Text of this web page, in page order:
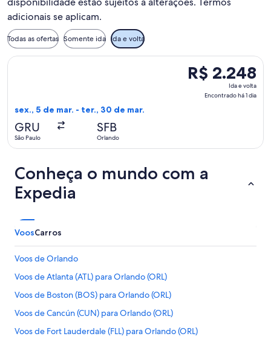
adicionais se aplicam.
Todas as ofertas Somente ida Ida e volta
R$ 2.248
Ida
R$ 2.248
Ida e volta
Encontrado há 1 dia
sex., 5 de mar. - ter., 30 de mar.
GRU
São Paulo
SFB
Orlando
Selecionar o voo da Arajet, que sai em sex., 5 de mar. de
Conheça o mundo com a
Expedia
VoosCarros
Voos de Orlando
Voos de Atlanta (ATL) para Orlando (ORL)
Voos de Boston (BOS) para Orlando (ORL)
Voos de Cancún (CUN) para Orlando (ORL)
Voos de Fort Lauderdale (FLL) para Orlando (ORL)